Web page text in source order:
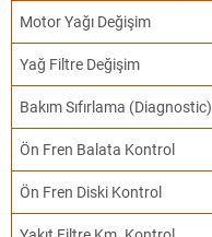
Motor Yağı Değişim
Yağ Filtre Değişim
Bakım Sıfırlama (Diagnostic)
Ön Fren Balata Kontrol
Ön Fren Diski Kontrol